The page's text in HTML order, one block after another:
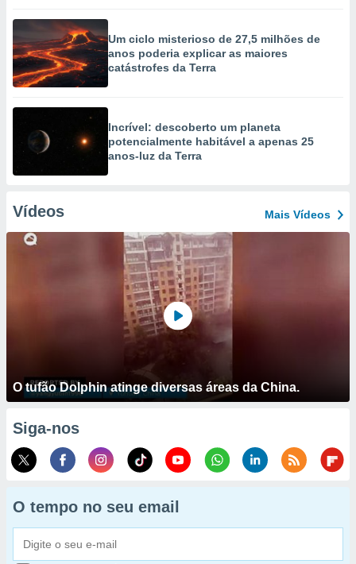
Um ciclo misterioso de 27,5 milhões de
anos poderia explicar as maiores
catástrofes da Terra
Incrível: descoberto um planeta
potencialmente habitável a apenas 25
anos-luz da Terra
Vídeos Mais Vídeos
O tufão Dolphin atinge diversas áreas da China.
Siga-nos
O tempo no seu email